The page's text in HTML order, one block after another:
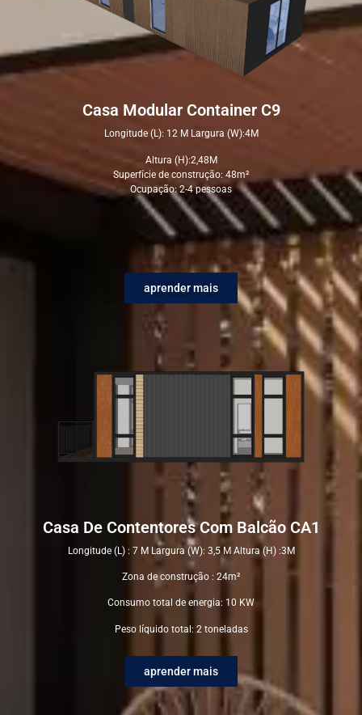
Casa Modular Container C9
Longitude (L): 12 M Largura (W):4M
Altura (H):2,48M
Superfície de construção: 48m²
Ocupação: 2-4 pessoas
aprender mais
Casa De Contentores Com Balcão CA1
Longitude (L) : 7 M Largura (W): 3,5 M Altura (H) :3M
Zona de construção : 24m²
Consumo total de energia: 10 KW
Peso líquido total: 2 toneladas
aprender mais